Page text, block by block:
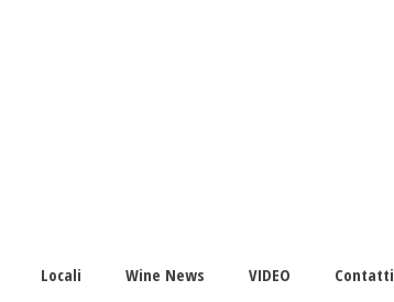
Locali Wine News VIDEO Contatti